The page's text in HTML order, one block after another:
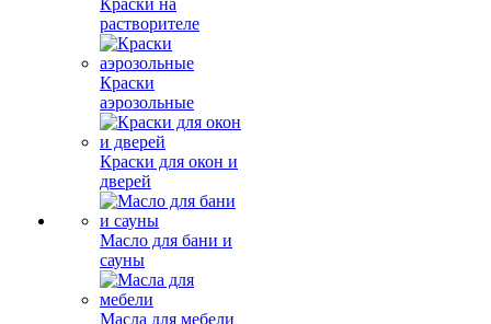
Краски на
растворителе
Краски
аэрозольные
Краски для окон и
дверей
Масло для бани и
сауны
Масла для мебели